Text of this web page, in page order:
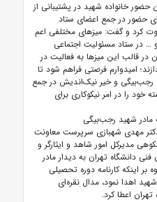
خانواده شهید در پشتیبانی از
حضور در جمع اعضای ستاد
کرد و گفت: میزهای مختلفی اعم
و … در ستاد مسئولیت اجتماعی
قالب این میزها به فعالیت در
امیدوارم فرصتی فراهم شود تا
رجب‌بیگی و خیر نیک‌اندیش در جمع
را در امر نیکوکاری برای
مادر شهید رجب‌بیگی
مهدی شهبازی سرپرست معاونت
مدیرکل امور شاهد و ایثارگر و
دانشگاه تهران به دیدار مادر
اینکه کارنامه دوره تحصیلی
اهدا نمود، مدال نقره‌ای
اعطا کرد.